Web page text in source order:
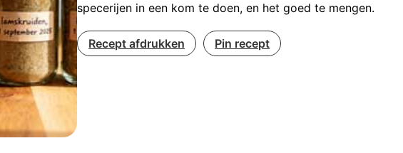
specerijen in een kom te doen, en het goed te mengen.
Recept afdrukken Pin recept